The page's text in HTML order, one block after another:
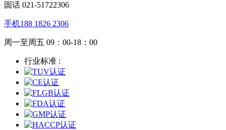
固话 021-51722306
手机188 1826 2306
周一至周五 09：00-18：00
行业标准 :